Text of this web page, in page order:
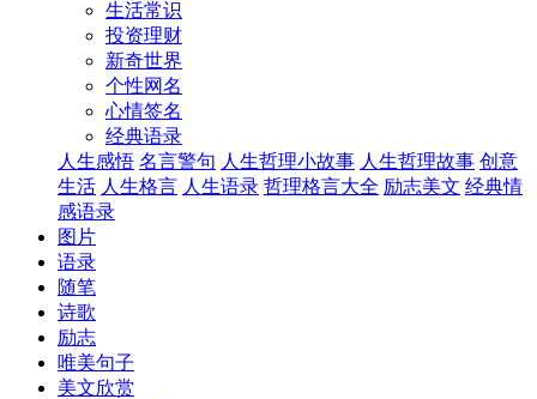
生活常识
投资理财
新奇世界
个性网名
心情签名
经典语录
人生感悟 名言警句 人生哲理小故事 人生哲理故事 创意
生活 人生格言 人生语录 哲理格言大全 励志美文 经典情
感语录
图片
语录
随笔
诗歌
励志
唯美句子
美文欣赏